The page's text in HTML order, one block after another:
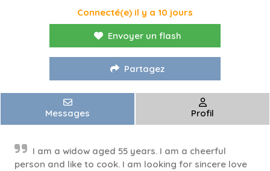
Connecté(e) il y a 10 jours
Envoyer un flash
Partagez
Messages Profil
I am a widow aged 55 years. I am a cheerful
person and like to cook. I am looking for sincere love